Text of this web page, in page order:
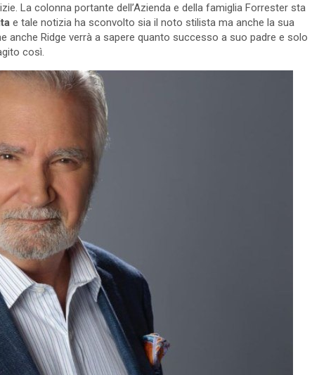
La colonna portante dell’Azienda e della famiglia Forrester sta
e tale notizia ha sconvolto sia il noto stilista ma anche la sua
anche Ridge verrà a sapere quanto successo a suo padre e solo
così.